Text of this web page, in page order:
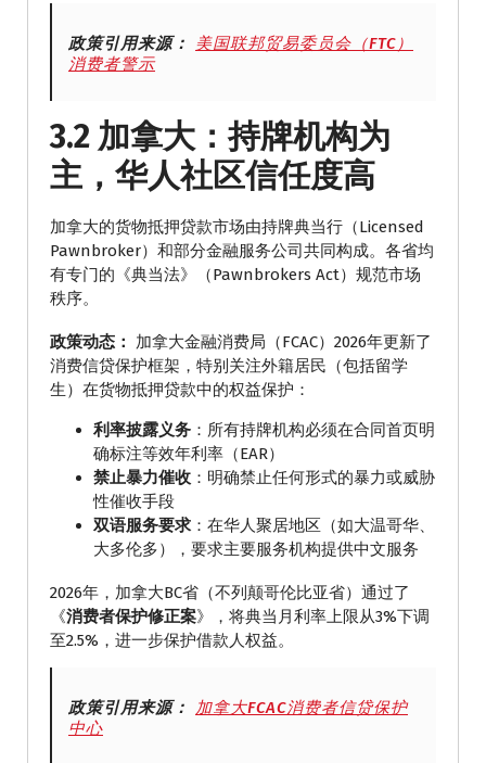
政策引用来源：
美国联邦贸易委员会（FTC）
消费者警示
3.2 加拿大：持牌机构为
主，华人社区信任度高
加拿大的货物抵押贷款市场由持牌典当行（Licensed
Pawnbroker）和部分金融服务公司共同构成。各省均
有专门的《典当法》（Pawnbrokers Act）规范市场
秩序。
政策动态：
加拿大金融消费局（FCAC）2026年更新了
消费信贷保护框架，特别关注外籍居民（包括留学
生）在货物抵押贷款中的权益保护：
利率披露义务 ：所有持牌机构必须在合同首页明
确标注等效年利率（EAR）
禁止暴力催收 ：明确禁止任何形式的暴力或威胁
性催收手段
双语服务要求 ：在华人聚居地区（如大温哥华、
大多伦多），要求主要服务机构提供中文服务
2026年，加拿大BC省（不列颠哥伦比亚省）通过了
《消费者保护修正案》，将典当月利率上限从3%下调
至2.5%，进一步保护借款人权益。
政策引用来源：
加拿大FCAC消费者信贷保护
中心